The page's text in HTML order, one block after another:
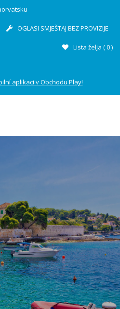
OGLASI SMJEŠTAJ BEZ PROVIZIJE
Lista želja (0)
aplikaci v Obchodu Play!